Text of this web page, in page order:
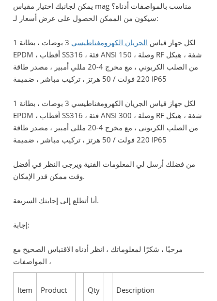
يمكن لجانبك اختيار مقياس mag مناسب بالمواصفات أدناه؟
سيكون من الممكن الحصول على عرض أسعار لـ:
1 لكل جهاز قياس الجريان الكهرومغناطيسي
3 بوصات ، بطانة
EPDM ، أقطاب SS316 ، فئة ANSI 150 ، وصلة RF شفة ، هيكل
من الصلب الكربوني ، مع مخرج 4-20 مللي أمبير ، مصدر طاقة
220 فولت / 50 هرتز ، تركيب مباشر ، ضميمة IP65
1 لكل جهاز قياس الجريان الكهرومغناطيسي 3 بوصات ، بطانة
EPDM ، أقطاب SS316 ، فئة ANSI 300 ، وصلة RF شفة ، هيكل
من الصلب الكربوني ، مع مخرج 4-20 مللي أمبير ، مصدر طاقة
220 فولت / 50 هرتز ، تركيب مباشر ، ضميمة IP65
من فضلك أرسل لي المعلومات الفنية ويرجى النظر في أفضل
وقت ممكن قدر الإمكان.
أنا أتطلع إلى إجابتك السريعة.
إجابة:
مرحبًا ، شكرًا لمعلوماتك ، انظر أدناه الاقتباس الصحيح مع
المواصفات ،
Item Product Qty Description